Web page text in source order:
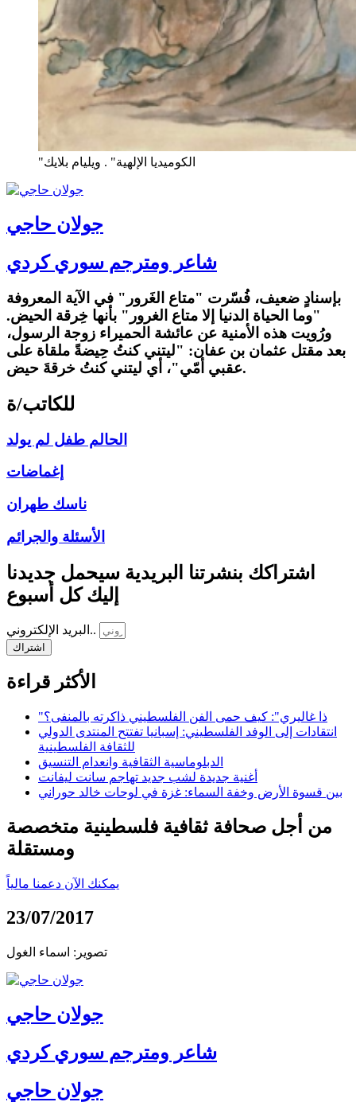
"الكوميديا الإلهية" . ويليام بلايك
جولان حاجي
شاعر ومترجم سوري كردي
بإسنادٍ ضعيف، فُسّرت "متاع الغَرور" في الآية المعروفة
"وما الحياة الدنيا إلا متاع الغرور" بأنها خِرقة الحيض.
ورُويت هذه الأمنية عن عائشة الحميراء زوجة الرسول،
بعد مقتل عثمان بن عفان: "ليتني كنتُ حِيضةً ملقاة على
عقبي أمّي"، أي ليتني كنتُ خرقةَ حيض.
للكاتب/ة
الحالم طفل لم يولد
إغماضات
ناسك طهران
الأسئلة والجرائم
اشتراكك بنشرتنا البريدية سيحمل جديدنا
إليك كل أسبوع
البريد الإلكتروني..
اشتراك
الأكثر قراءة
"ذا غاليري": كيف حمى الفن الفلسطيني ذاكرته بالمنفى؟
انتقادات إلى الوفد الفلسطيني: إسبانيا تفتتح المنتدى الدولي
للثقافة الفلسطينية
الدبلوماسية الثقافية وانعدام التنسيق
أغنية جديدة لشب جديد تهاجم سانت ليفانت
بين قسوة الأرض وخفة السماء: غزة في لوحات خالد حوراني
من أجل صحافة ثقافية فلسطينية متخصصة
ومستقلة
يمكنك الآن دعمنا مالياً
23/07/2017
تصوير: اسماء الغول
جولان حاجي
شاعر ومترجم سوري كردي
جولان حاجي